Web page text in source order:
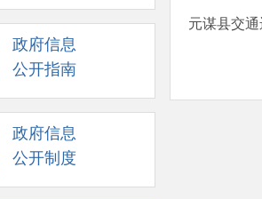
政府信息
公开指南
政府信息
公开制度
元谋县交